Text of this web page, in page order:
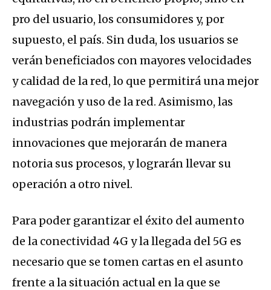
pro del usuario, los consumidores y, por
supuesto, el país. Sin duda, los usuarios se
verán beneficiados con mayores velocidades
y calidad de la red, lo que permitirá una mejor
navegación y uso de la red. Asimismo, las
industrias podrán implementar
innovaciones que mejorarán de manera
notoria sus procesos, y lograrán llevar su
operación a otro nivel.
Para poder garantizar el éxito del aumento
de la conectividad 4G y la llegada del 5G es
necesario que se tomen cartas en el asunto
frente a la situación actual en la que se